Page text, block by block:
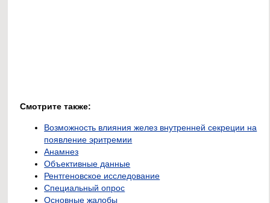
Смотрите также:
Возможность влияния желез внутренней секреции на
появление эритремии
Анамнез
Объективные данные
Рентгеновское исследование
Специальный опрос
Основные жалобы